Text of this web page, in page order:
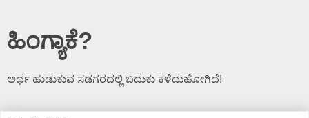
ಹಿಂಗ್ಯಾಕೆ?
ಅರ್ಥ ಹುಡುಕುವ ಸಡಗರದಲ್ಲಿ ಬದುಕು ಕಳೆದುಹೋಗಿದೆ!